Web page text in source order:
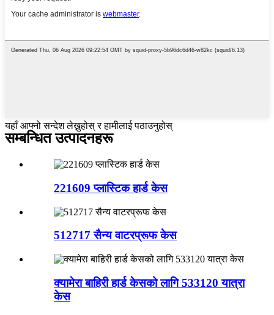
यहाँ आफ्नो सन्देश लेख्नुहोस् र हामीलाई पठाउनुहोस्
सम्बन्धित उत्पादनहरू
221609 प्लास्टिक हार्ड केस
512717 सैन्य वाटरप्रूफ केस
क्यामेरा बाहिरी हार्ड केसको लागि 533120 यात्रा
केस